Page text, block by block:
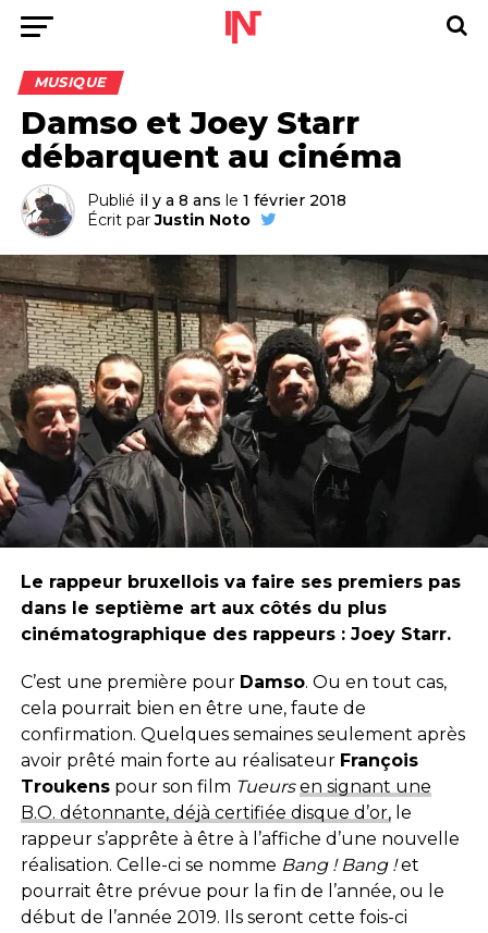
MUSIQUE
Damso et Joey Starr
débarquent au cinéma
Publié il y a 8 ans le 1 février 2018
Écrit par Justin Noto
Le rappeur bruxellois va faire ses premiers pas
dans le septième art aux côtés du plus
cinématographique des rappeurs : Joey Starr.
C’est une première pour Damso. Ou en tout cas,
cela pourrait bien en être une, faute de
confirmation. Quelques semaines seulement après
avoir prêté main forte au réalisateur François
Troukenspour son film Tueurs en signant une
B.O. détonnante, déjà certifiée disque d’or,le
rappeur s’apprête à être à l’affiche d’une nouvelle
réalisation. Celle-ci se nomme Bang ! Bang !et
pourrait être prévue pour la fin de l’année, ou le
début de l’année 2019. Ils seront cette fois-ci